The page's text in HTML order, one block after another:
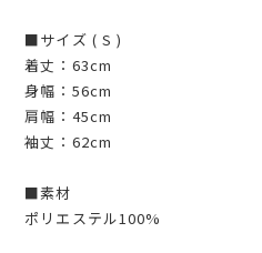
■サイズ ( S )
着丈：63cm
身幅：56cm
肩幅：45cm
袖丈：62cm
■素材
ポリエステル100%